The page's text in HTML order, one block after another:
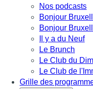
Nos podcasts
Bonjour
Bonjour
Il y a du Neuf
Le Brunch
Le Club du
Le Club de
Grille des